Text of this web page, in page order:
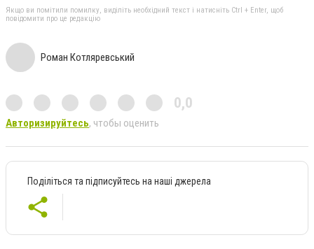
Якщо ви помітили помилку, виділіть необхідний текст і натисніть Ctrl + Enter, щоб
повідомити про це редакцію
Роман Котляревський
0,0
Авторизируйтесь, чтобы оценить
Поділіться та підписуйтесь на наші джерела